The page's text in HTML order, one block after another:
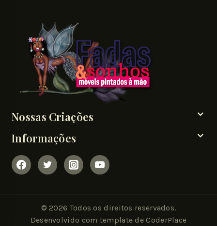
Nossas Criações
Informações
© 2026 Todos os direitos reservados.
Desenvolvido com template de CoderPlace